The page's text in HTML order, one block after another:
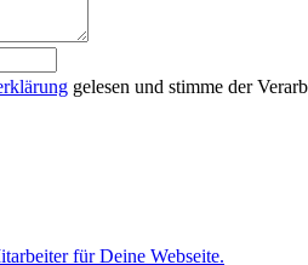
gelesen und stimme der
für Deine Webseite.